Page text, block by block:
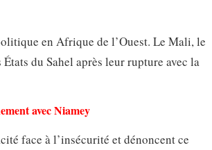
en Afrique de l’Ouest. Le Mali, le
du Sahel après leur rupture avec la
avec Niamey
face à l’insécurité et dénoncent ce